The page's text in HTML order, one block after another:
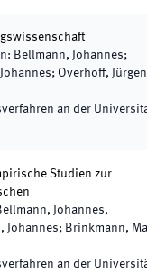
: Bellmann, Johannes;
Overhoff, Jürgen
an der
Studien zur
Johannes,
Johannes; Brinkmann,
an der